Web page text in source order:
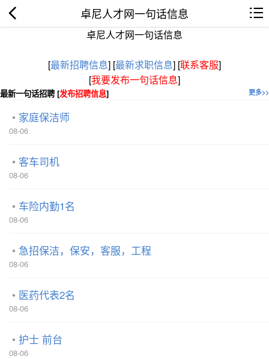
卓尼人才网一句话信息
卓尼人才网一句话信息
[最新招聘信息] [最新求职信息] [联系客服]
[我要发布一句话信息]
更多>>
最新一句话招聘 [发布招聘信息]
家庭保洁师
08-06
客车司机
08-06
车险内勤1名
08-06
急招保洁，保安，客服，工程
08-06
医药代表2名
08-06
护士 前台
08-06